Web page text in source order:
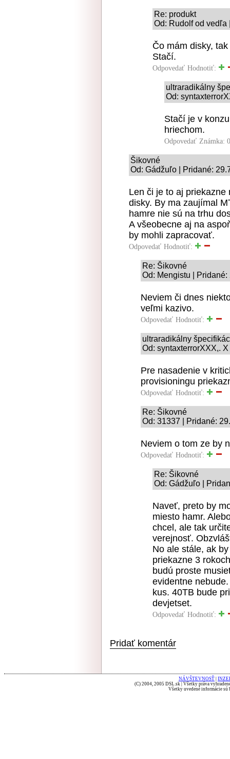
Re: produkt
Od: Rudolf od vedľa
Čo mám disky,
Stačí.
Odpovedať Hodnotiť:
ultraradikálny
Od:
Stačí je v
hriechom.
Odpovedať Známka:
Šikovné
Od: Gádžuľo | Pridané:
Len či je to aj
disky. By ma zaujímal
hamre nie sú na trhu
A všeobecne aj na
by mohli zapracovať.
Odpovedať Hodnotiť:
Re: Šikovné
Od: Mengistu | Pridané:
Neviem či dnes
veľmi kazivo.
Odpovedať Hodnotiť:
ultraradikálny
Od: syntaxterrorXXX,.
Pre nasadenie v
provisioningu
Odpovedať Hodnotiť:
Re: Šikovné
Od: 31337 | Pridané:
Neviem o tom ze by
Odpovedať Hodnotiť:
Re: Šikovné
Od: Gádžuľo |
Naveť, preto by
miesto hamr.
chcel, ale tak
verejnosť.
No ale stále, ak
priekazne 3
budú proste
evidentne
kus. 40TB bude
devjetset.
Odpovedať Hodnotiť:
Pridať komentár
NÁVŠTEVNOSŤ
(C) 2004, 2005 DSL.sk | Všetky práva
Všetky uvedené informácie sú